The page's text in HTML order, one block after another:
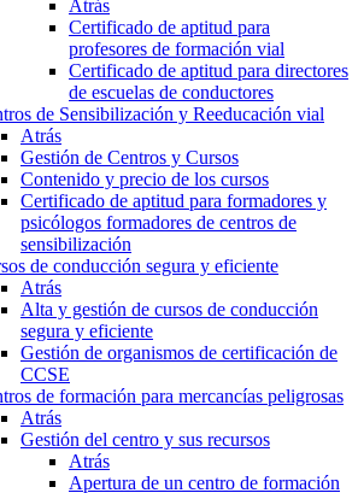
Atrás
Certificado de aptitud para
profesores de formación vial
Certificado de aptitud para directores
de escuelas de conductores
de Sensibilización y Reeducación vial
Atrás
Gestión de Centros y Cursos
Contenido y precio de los cursos
Certificado de aptitud para formadores y
psicólogos formadores de centros de
sensibilización
de conducción segura y eficiente
Atrás
Alta y gestión de cursos de conducción
segura y eficiente
Gestión de organismos de certificación de
CCSE
de formación para mercancías peligrosas
Atrás
Gestión del centro y sus recursos
Atrás
Apertura de un centro de formación